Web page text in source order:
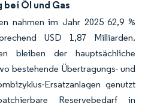
Öl und Gas
nahmen im Jahr 2025 62,9 %
USD 1,87 Milliarden.
bleiben der hauptsächliche
bestehende Übertragungs- und
Ersatzanlagen genutzt
Reservebedarf in